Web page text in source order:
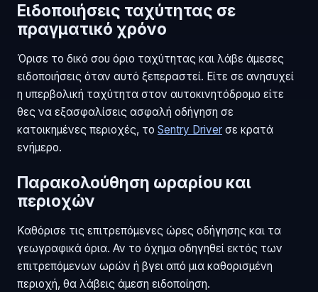
Ειδοποιήσεις ταχύτητας σε
πραγματικό χρόνο
Όρισε το δικό σου όριο ταχύτητας και λάβε άμεσες
ειδοποιήσεις όταν αυτό ξεπεραστεί. Είτε σε ανησυχεί
η υπερβολική ταχύτητα στον αυτοκινητόδρομο είτε
θες να εξασφαλίσεις ασφαλή οδήγηση σε
κατοικημένες περιοχές, το Sentry Driver σε κρατά
ενήμερο.
Παρακολούθηση ωραρίου και
περιοχών
Καθόρισε τις επιτρεπόμενες ώρες οδήγησης και τα
γεωγραφικά όρια. Αν το όχημα οδηγηθεί εκτός των
επιτρεπόμενων ωρών ή βγει από μια καθορισμένη
περιοχή, θα λάβεις άμεση ειδοποίηση.